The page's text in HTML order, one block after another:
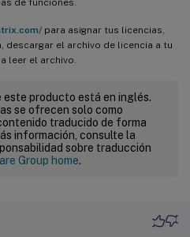
para asignar tus licencias,
descargar el archivo de licencia a tu
leer el archivo.
producto está en inglés.
se ofrecen solo como
traducido de forma
información, consulte la
sobre traducción
Group home.